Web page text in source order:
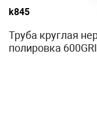
k845
Труба круглая
полировка